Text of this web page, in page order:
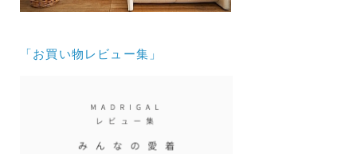
「お買い物レビュー集」